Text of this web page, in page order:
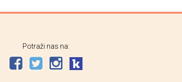
Potraži nas na: